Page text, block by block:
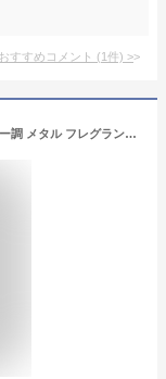
すすめコメント (1件) >
【香水 アトマイザー】 5ml レトロ 花柄 レザー調 メタル フレグランス 簡単 詰替 容器 上品 高級 大人 携帯 持ち運び 旅行 スリム コンパクト